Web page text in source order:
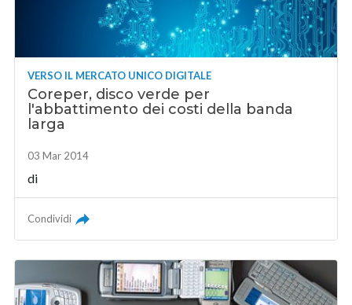
VERSO IL MERCATO UNICO DIGITALE
Coreper, disco verde per
l'abbattimento dei costi della banda
larga
03 Mar 2014
di
Condividi